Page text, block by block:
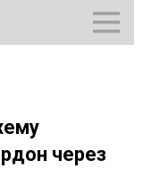
через